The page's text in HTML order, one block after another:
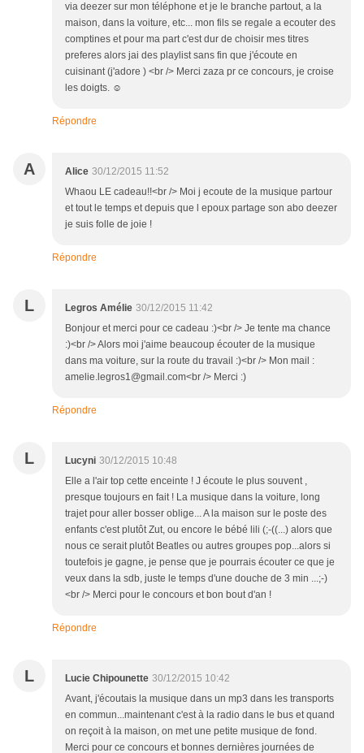
via deezer sur mon téléphone et je le branche partout, a la
maison, dans la voiture, etc... mon fils se regale a ecouter des
comptines et pour ma part c'est dur de choisir mes titres
preferes alors jai des playlist sans fin que j'écoute en
cuisinant (j'adore ) <br /> Merci zaza pr ce concours, je croise
les doigts. ☺
Répondre
A Alice 30/12/2015 11:52
Whaou LE cadeau!!<br /> Moi j ecoute de la musique partour
et tout le temps et depuis que l epoux partage son abo deezer
je suis folle de joie !
Répondre
L Legros Amélie 30/12/2015 11:42
Bonjour et merci pour ce cadeau :)<br /> Je tente ma chance
:)<br /> Alors moi j'aime beaucoup écouter de la musique
dans ma voiture, sur la route du travail :)<br /> Mon mail :
amelie.legros1@gmail.com<br /> Merci :)
Répondre
L Lucyni 30/12/2015 10:48
Elle a l'air top cette enceinte ! J écoute le plus souvent ,
presque toujours en fait ! La musique dans la voiture, long
trajet pour aller bosser oblige... A la maison sur le poste des
enfants c'est plutôt Zut, ou encore le bébé lili (;-((...) alors que
nous ce serait plutôt Beatles ou autres groupes pop...alors si
toutefois je gagne, je pense que je pourrais écouter ce que je
veux dans la sdb, juste le temps d'une douche de 3 min ...;-)
<br /> Merci pour le concours et bon bout d'an !
Répondre
L Lucie Chipounette 30/12/2015 10:42
Avant, j'écoutais la musique dans un mp3 dans les transports
en commun...maintenant c'est à la radio dans le bus et quand
on reçoit à la maison, on met une petite musique de fond.
Merci pour ce concours et bonnes dernières journées de